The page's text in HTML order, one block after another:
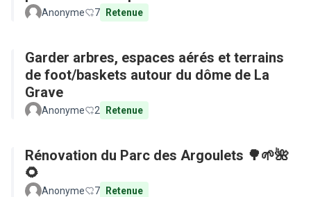
Anonyme 7 Retenue
Garder arbres, espaces aérés et terrains
de foot/baskets autour du dôme de La
Grave
Anonyme 2 Retenue
Rénovation du Parc des Argoulets 🌳🌱🌺
🌻
Anonyme 7 Retenue